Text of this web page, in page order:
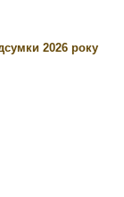
2026 року